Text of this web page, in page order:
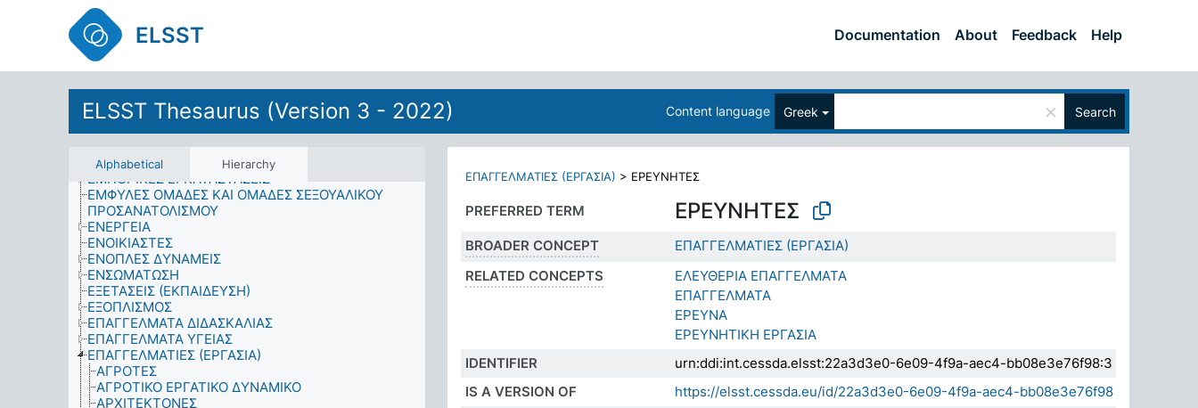
ELSST Documentation About Feedback Help
ELSST Thesaurus (Version 3 - 2022) Content language Greek × Search
Alphabetical Hierarchy
ΕΙΚΟΝΑ
ΕΚΚΛΗΣΙΑ ΚΑΙ ΚΡΑΤΟΣ
ΕΚΛΟΓΕΙΣ
ΕΚΜΕΤΑΛΛΕΥΣΗ
ΕΚΠΑΙΔΕΥΤΙΚΟ ΠΕΡΙΒΑΛΛΟΝ
ΕΚΠΑΙΔΕΥΤΙΚΟΣ ΠΡΟΓΡΑΜΜΑΤΙΣΜΟΣ ΚΑΙ ΔΙΟΙΚΗΣΗ
ΕΚΦΡΑΣΗ ΦΥΛΟΥ
ΕΜΜΟΝΟΙ ΟΡΓΑΝΙΚΟΙ ΡΥΠΟΙ
ΕΜΠΟΡΙΚΕΣ ΕΓΚΑΤΑΣΤΑΣΕΙΣ
ΕΜΦΥΛΕΣ ΟΜΑΔΕΣ ΚΑΙ ΟΜΑΔΕΣ ΣΕΞΟΥΑΛΙΚΟΥ
ΠΡΟΣΑΝΑΤΟΛΙΣΜΟΥ
ΕΝΕΡΓΕΙΑ
ΕΝΟΙΚΙΑΣΤΕΣ
ΕΝΟΠΛΕΣ ΔΥΝΑΜΕΙΣ
ΕΝΣΩΜΑΤΩΣΗ
ΕΞΕΤΑΣΕΙΣ (ΕΚΠΑΙΔΕΥΣΗ)
ΕΞΟΠΛΙΣΜΟΣ
ΕΠΑΓΓΕΛΜΑΤΑ ΔΙΔΑΣΚΑΛΙΑΣ
ΕΠΑΓΓΕΛΜΑΤΑ ΥΓΕΙΑΣ
ΕΠΑΓΓΕΛΜΑΤΙΕΣ (ΕΡΓΑΣΙΑ)
ΑΓΡΟΤΕΣ
ΑΓΡΟΤΙΚΟ ΕΡΓΑΤΙΚΟ ΔΥΝΑΜΙΚΟ
ΑΡΧΙΤΕΚΤΟΝΕΣ
ΕΠΑΓΓΕΛΜΑΤΙΕΣ (ΕΡΓΑΣΙΑ) > ΕΡΕΥΝΗΤΕΣ
PREFERRED TERM ΕΡΕΥΝΗΤΕΣ
BROADER CONCEPT
ΕΠΑΓΓΕΛΜΑΤΙΕΣ (ΕΡΓΑΣΙΑ)
RELATED CONCEPTS
ΕΛΕΥΘΕΡΙΑ ΕΠΑΓΓΕΛΜΑΤΑ
ΕΠΑΓΓΕΛΜΑΤΑ
ΕΡΕΥΝΑ
ΕΡΕΥΝΗΤΙΚΗ ΕΡΓΑΣΙΑ
IDENTIFIER
urn:ddi:int.cessda.elsst:22a3d3e0-6e09-4f9a-aec4-bb08e3e76f98:3
IS A VERSION OF
https://elsst.cessda.eu/id/22a3d3e0-6e09-4f9a-aec4-bb08e3e76f98